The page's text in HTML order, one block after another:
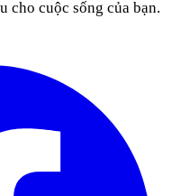
cho cuộc sống của bạn.